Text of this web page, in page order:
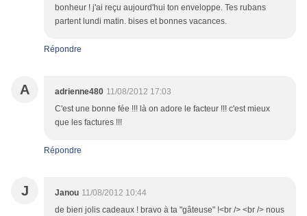
bonheur ! j'ai reçu aujourd'hui ton enveloppe. Tes rubans
partent lundi matin. bises et bonnes vacances.
Répondre
A adrienne480 11/08/2012 17:03
C'est une bonne fée !!! là on adore le facteur !!! c'est mieux
que les factures !!!
Répondre
J Janou 11/08/2012 10:44
de bien jolis cadeaux ! bravo à ta "gâteuse" !<br /> <br /> nous